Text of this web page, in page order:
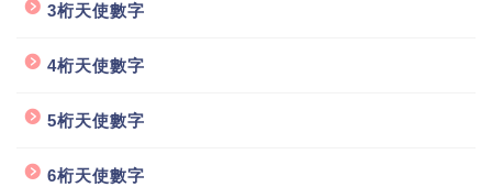
3桁天使數字
4桁天使數字
5桁天使數字
6桁天使數字